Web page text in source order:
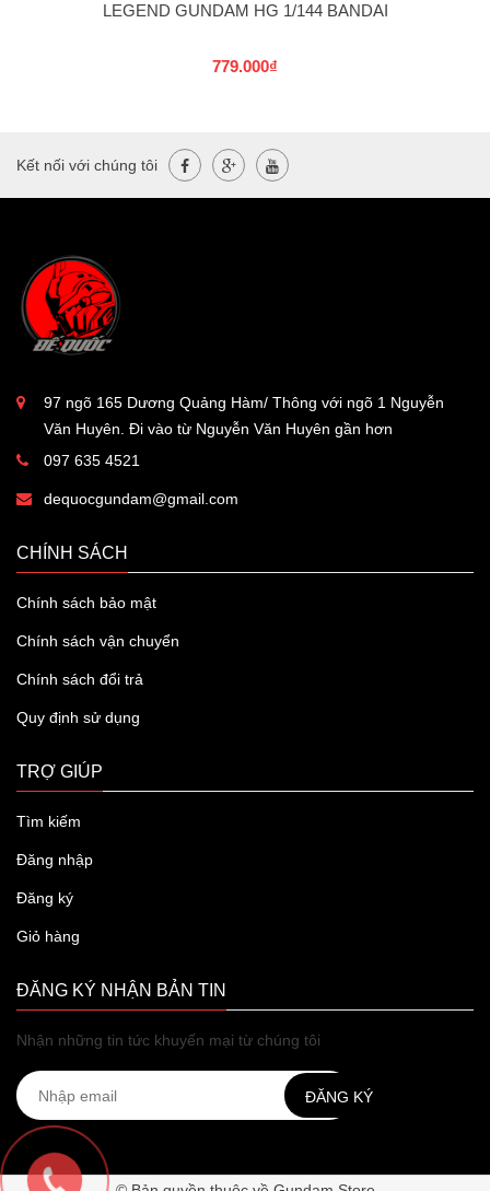
LEGEND GUNDAM HG 1/144 BANDAI
779.000₫
Kết nối với chúng tôi
97 ngõ 165 Dương Quảng Hàm/ Thông với ngõ 1 Nguyễn
Văn Huyên. Đi vào từ Nguyễn Văn Huyên gần hơn
097 635 4521
dequocgundam@gmail.com
CHÍNH SÁCH
Chính sách bảo mật
Chính sách vận chuyển
Chính sách đổi trả
Quy định sử dụng
TRỢ GIÚP
Tìm kiếm
Đăng nhập
Đăng ký
Giỏ hàng
ĐĂNG KÝ NHẬN BẢN TIN
Nhận những tin tức khuyến mại từ chúng tôi
ĐĂNG KÝ